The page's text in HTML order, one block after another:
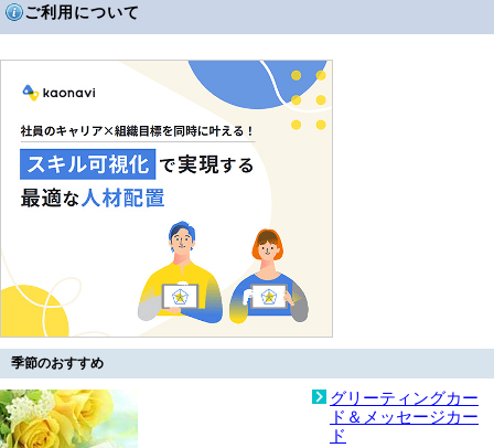
ご利用について
季節のおすすめ
グリーティングカー
ド＆メッセージカー
ド